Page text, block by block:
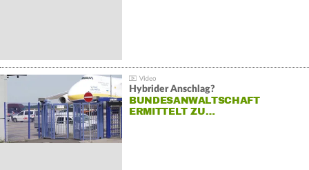
Hybrider Anschlag?
BUNDESANWALTSCHAFT
ERMITTELT ZU…